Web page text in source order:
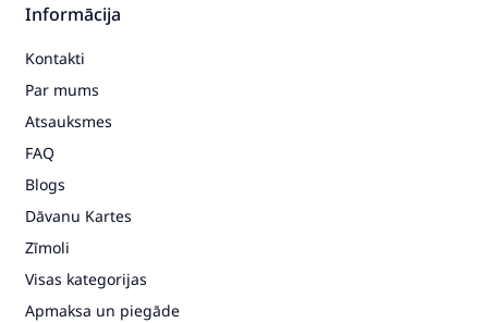
Informācija
Kontakti
Par mums
Atsauksmes
FAQ
Blogs
Dāvanu Kartes
Zīmoli
Visas kategorijas
Apmaksa un piegāde